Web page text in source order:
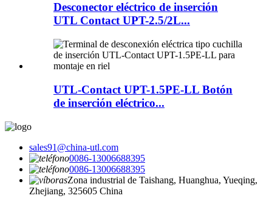
Desconector eléctrico de inserción
UTL Contact UPT-2.5/2L...
UTL-Contact UPT-1.5PE-LL Botón
de inserción eléctrico...
sales91@china-utl.com
0086-13006688395
0086-13006688395
Zona industrial de Taishang, Huanghua, Yueqing,
Zhejiang, 325605 China